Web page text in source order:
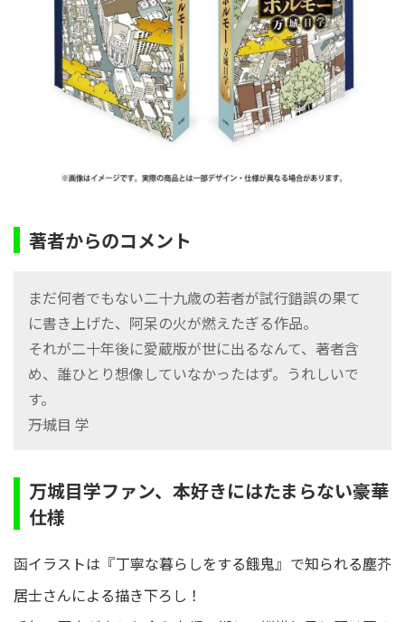
著者からのコメント
まだ何者でもない二十九歳の若者が試行錯誤の果て
に書き上げた、阿呆の火が燃えたぎる作品。
それが二十年後に愛蔵版が世に出るなんて、著者含
め、誰ひとり想像していなかったはず。うれしいで
す。
――万城目 学
万城目学ファン、本好きにはたまらない豪華
仕様
函イラストは『丁寧な暮らしをする餓鬼』で知られる塵芥
居士さんによる描き下ろし！